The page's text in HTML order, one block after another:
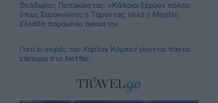
Θεόδωρος Παπακώστας: «Κάποιοι ξέρουν πόλεις
όπως Συρακούσες ή Τάραντας, αλλά η Μεγάλη
Ελλάδα παραμένει άγνωστη»
Γιατί οι σειρές του Χάρλαν Κόμπεν γίνονται πάντα
επιτυχία στο Netflix;